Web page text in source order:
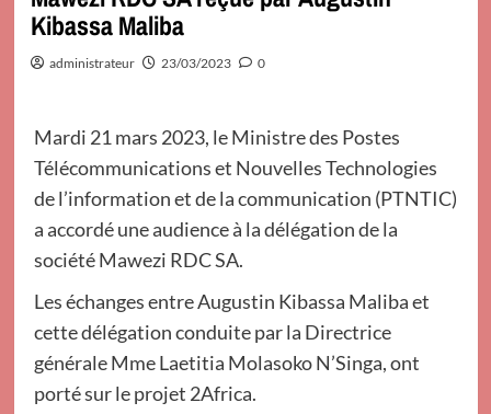
Kibassa Maliba
administrateur 23/03/2023 0
Mardi 21 mars 2023, le Ministre des Postes
Télécommunications et Nouvelles Technologies
de l’information et de la communication (PTNTIC)
a accordé une audience à la délégation de la
société Mawezi RDC SA.
Les échanges entre Augustin Kibassa Maliba et
cette délégation conduite par la Directrice
générale Mme Laetitia Molasoko N’Singa, ont
porté sur le projet 2Africa.